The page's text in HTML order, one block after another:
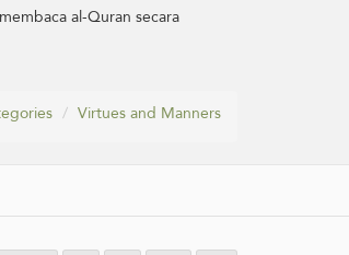
al-Quran secara
Virtues and Manners